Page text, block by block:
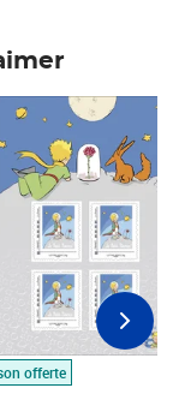
offerte